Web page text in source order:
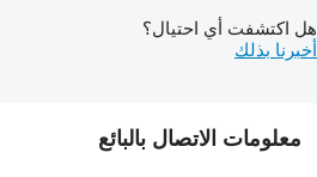
هل اكتشفت أي احتيال؟
أخبرنا بذلك
معلومات الاتصال بالبائع